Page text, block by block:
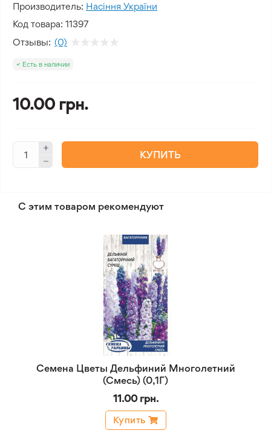
Производитель: Насіння України
Код товара: 11397
Отзывы: (0)
Есть в наличии
10.00 грн.
КУПИТЬ
С этим товаром рекомендуют
Семена Цветы Дельфиний Многолетний
(Смесь) (0,1Г)
11.00 грн.
Купить